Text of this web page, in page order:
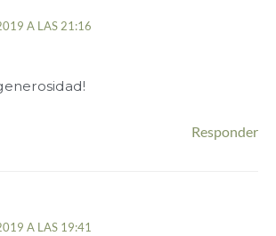
A LAS 21:16
Responder
A LAS 19:41